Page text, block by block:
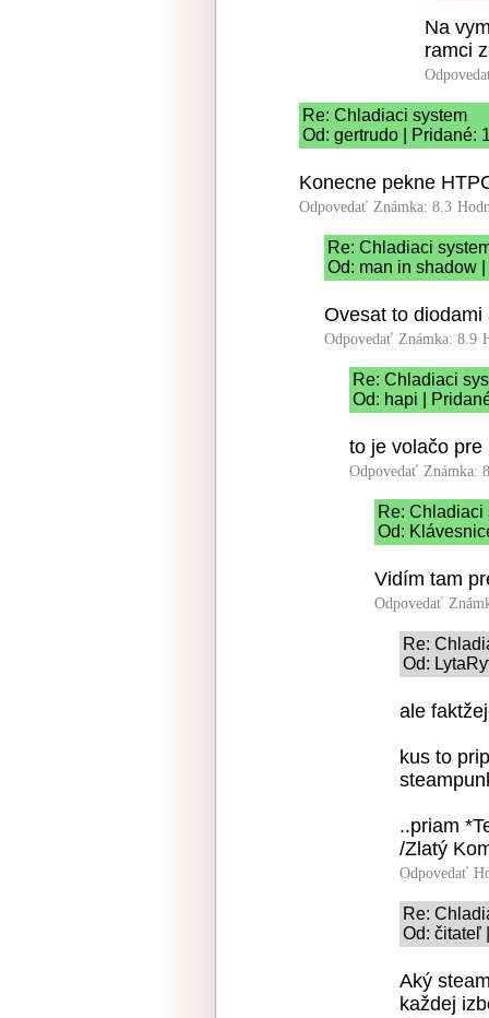
Na
ramci
Re: Chladiaci system
Od: gertrudo | Pridané:
Konecne pekne
Odpovedať Známka: 8.3
Re: Chladiaci
Od: man in shadow
Ovesat to
Odpovedať Známka: 8.9
Re: Chladiaci
Od: hapi |
to je volačo pre
Odpovedať Známka:
Re: Chladiaci
Od:
Vidím tam
Odpovedať
Re:
Od:
ale
kus to
..priam
/Zlatý
Odpovedať
Re:
Od: čitateľ
Aký
každej